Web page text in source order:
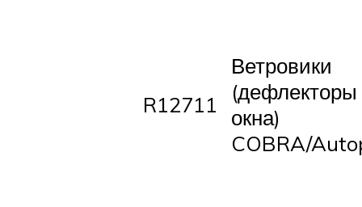
R12711
Ветровики
(дефлекторы
окна)
COBRA/